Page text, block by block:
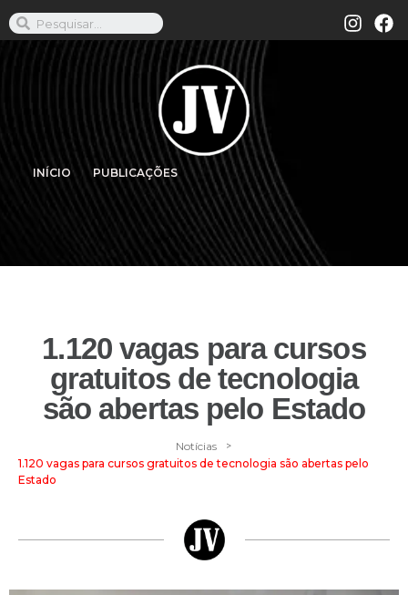
INÍCIO PUBLICAÇÕES
1.120 vagas para cursos
gratuitos de tecnologia
são abertas pelo Estado
Notícias >
1.120 vagas para cursos gratuitos de tecnologia são abertas pelo
Estado